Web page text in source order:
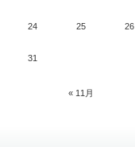
« 11月
24 25 26
31